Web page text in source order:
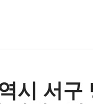
시 서구